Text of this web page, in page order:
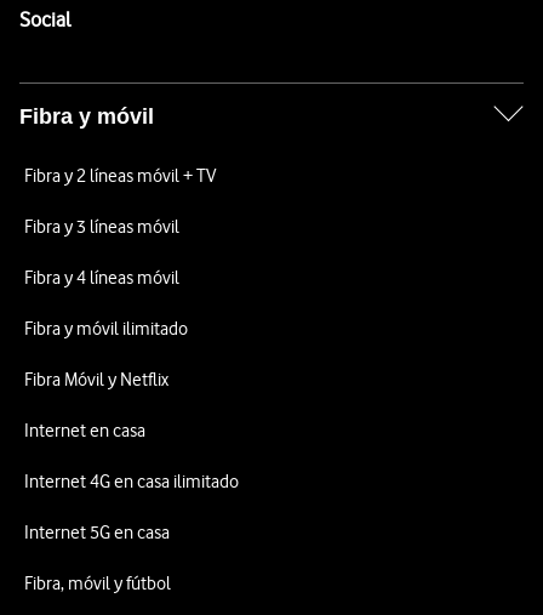
SocialEnlaces a las redes sociales de Vodafone
Fibra y móvil
Fibra y 2 líneas móvil + TV
Fibra y 3 líneas móvil
Fibra y 4 líneas móvil
Fibra y móvil ilimitado
Fibra Móvil y Netflix
Internet en casa
Internet 4G en casa ilimitado
Internet 5G en casa
Fibra, móvil y fútbol